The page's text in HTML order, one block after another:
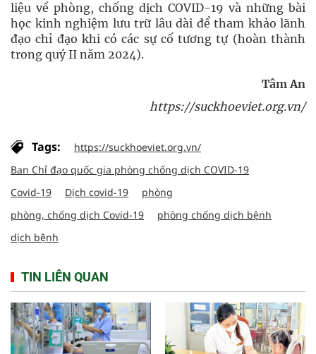
liệu về phòng, chống dịch COVID-19 và những bài
học kinh nghiệm lưu trữ lâu dài để tham khảo lãnh
đạo chỉ đạo khi có các sự cố tương tự (hoàn thành
trong quý II năm 2024).
Tâm An
https://suckhoeviet.org.vn/
Tags:
https://suckhoeviet.org.vn/
Ban Chỉ đạo quốc gia phòng chống dịch COVID-19
Covid-19
Dịch covid-19
phòng
phòng, chống dịch Covid-19
phòng chống dịch bệnh
dịch bệnh
TIN LIÊN QUAN